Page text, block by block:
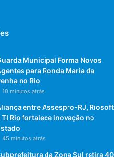
Municipal Forma Novos
para Ronda Maria da
no Rio
10 minutos atrás
entre Assespro-RJ, Riosoft
TI Rio fortalece inovação no
45 minutos atrás
da Zona Sul retira 40